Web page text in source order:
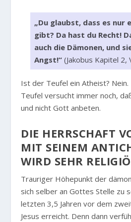
„Du glaubst, dass es nur
gibt? Da hast du Recht!
auch die Dämonen, und
Angst!“(Jakobus Kapitel 2,
Ist der Teufel ein Atheist?
Teufel versucht immer noch,
und nicht Gott anbeten.
DIE HERRSCHAFT
MIT SEINEM
WIRD SEHR
Trauriger Höhepunkt der
sich selber an Gottes Stelle zu
letzten 3,5 Jahren vor dem
Jesus erreicht. Denn dann